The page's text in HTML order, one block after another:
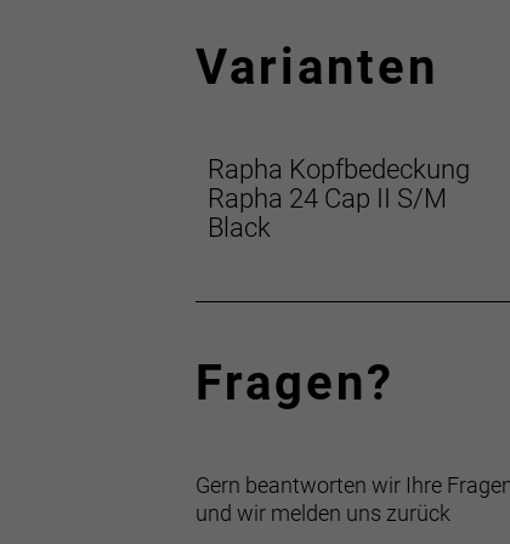
Varianten
Rapha Kopfbedeckung
Rapha 24 Cap II S/M
Black
Fragen?
Gern beantworten wir Ihre
und wir melden uns zurück